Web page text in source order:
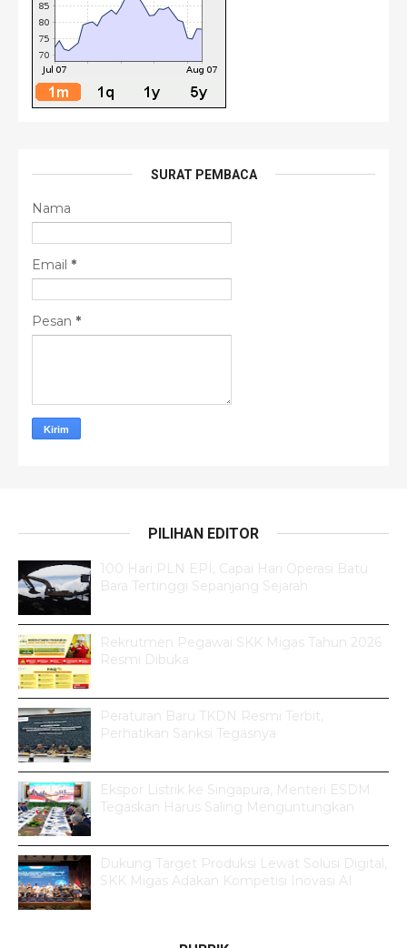
SURAT PEMBACA
Nama
Email *
Pesan *
PILIHAN EDITOR
100 Hari PLN EPI, Capai Hari Operasi Batu
Bara Tertinggi Sepanjang Sejarah
Rekrutmen Pegawai SKK Migas Tahun 2026
Resmi Dibuka
Peraturan Baru TKDN Resmi Terbit,
Perhatikan Sanksi Tegasnya
Ekspor Listrik ke Singapura, Menteri ESDM
Tegaskan Harus Saling Menguntungkan
Dukung Target Produksi Lewat Solusi Digital,
SKK Migas Adakan Kompetisi Inovasi AI